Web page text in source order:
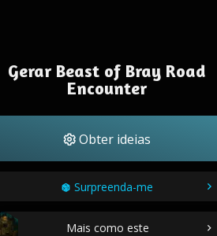
Gerar Beast of Bray Road
Encounter
Obter ideias
Surpreenda-me
Mais como este